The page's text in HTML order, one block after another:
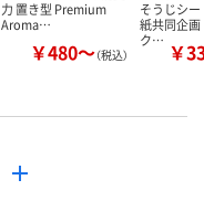
力 置き型 Premium
Aroma…
￥480～（税込）
そうじシ
紙共同企
ク… ￥